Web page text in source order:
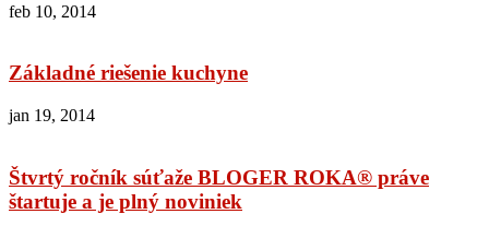
feb 10, 2014
Základné riešenie kuchyne
jan 19, 2014
Štvrtý ročník súťaže BLOGER ROKA® práve
štartuje a je plný noviniek